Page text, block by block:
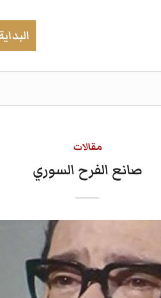
مقالات
صانع الفرح السوري